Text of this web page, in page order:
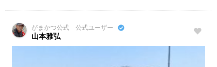
がまかつ公式 公式ユーザー
山本雅弘